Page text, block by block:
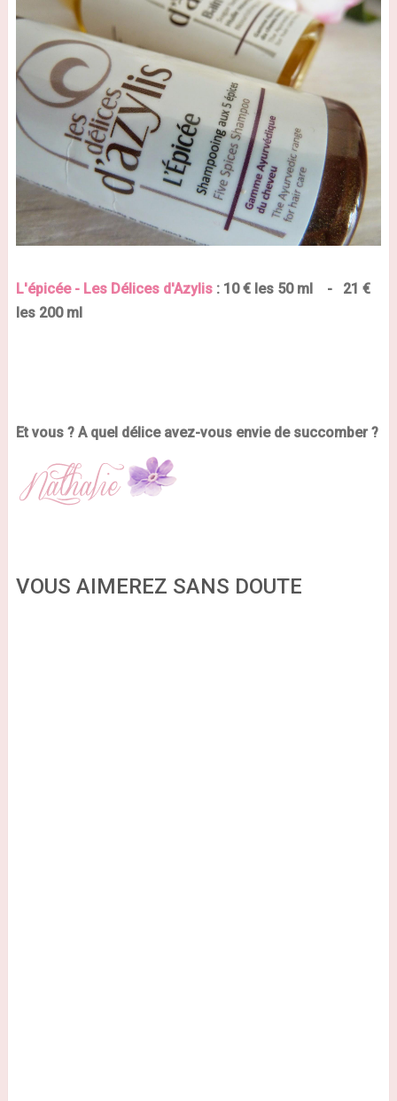
L'épicée - Les Délices d'Azylis: 10 € les 50 ml - 21 €
les 200 ml
Et vous ? A quel délice avez-vous envie de succomber ?
VOUS AIMEREZ SANS DOUTE